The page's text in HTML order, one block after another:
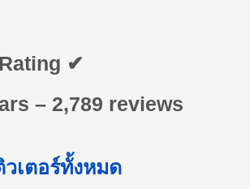
✔
– 2,789 reviews
วเตอร์ทั้งหมด